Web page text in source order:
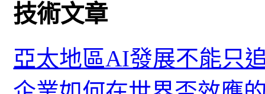
技術文章
亞太地區AI發展不能只